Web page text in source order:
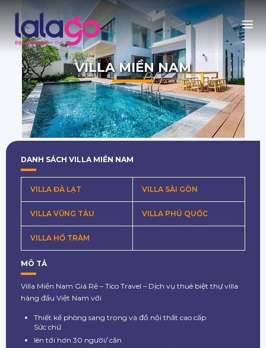
VILLA MIỀN NAM
DANH SÁCH VILLA MIỀN NAM
VILLA ĐÀ LẠT VILLA SÀI GÒN
VILLA VŨNG TÀU VILLA PHÚ QUỐC
VILLA HỒ TRÀM
MÔ TẢ
Villa Miền Nam Giá Rẻ – Tico Travel – Dịch vụ thuê biệt thự villa
hàng đầu Việt Nam với
Thiết kế phòng sang trọng và đồ nội thất cao cấp
Sức chứ
lên tới hơn 30 người/ căn